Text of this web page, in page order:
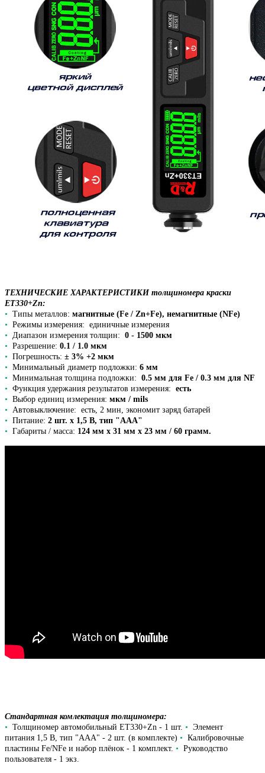
ТЕХНИЧЕСКИЕ ХАРАКТЕРИСТИКИ толщиномера краски
ET330+Zn:
• Типы металлов: магнитные (Fe / Zn+Fe), немагнитные (NFe)
• Режимы измерения: единичные измерения
• Диапазон измерения толщин: 0 - 1500 мкм
• Разрешение: 0.1 / 1.0 мкм
• Погрешность: ± 3% +2 мкм
• Минимальный диаметр подложки: 6 мм
• Минимальная толщина подложки: 0.5 мм для Fe / 0.3 мм для NF
• Функция удержания результатов измерения: есть
• Выбор единиц измерения: мкм / mils
• Автовыключение: есть, 2 мин, экономит заряд батарей
• Питание: 2 шт. х 1,5 В, тип "ААА"
• Габариты / масса: 124 мм х 31 мм х 23 мм / 60 грамм.
Стандартная комлектация толщиномера:
• Толщиномер автомобильный ET330+Zn - 1 шт. • Элемент
питания 1,5 В, тип "ААА" - 2 шт. (в комплекте) • Калибровочные
пластины Fe/NFe и набор плёнок - 1 комплект. • Руководство
пользователя - 1 экз.